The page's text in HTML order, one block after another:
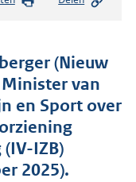
(Nieuw
van
en Sport over
IZB)
2025).